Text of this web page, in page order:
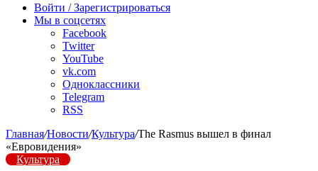
радио
Войти / Зарегистрироваться
Мы в соцсетях
Facebook
Twitter
YouTube
vk.com
Одноклассники
Telegram
RSS
Главная/Новости/Культура/The Rasmus вышел в финал
«Евровидения»
Культура